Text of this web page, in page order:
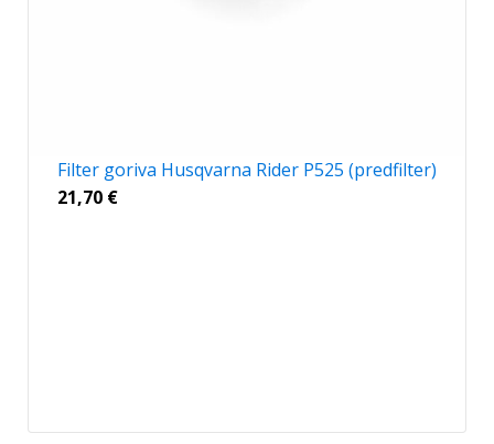
Filter goriva Husqvarna Rider P525 (predfilter)
21,70 €